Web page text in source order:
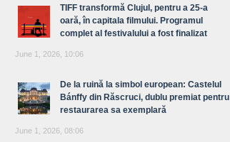
TIFF transformă Clujul, pentru a 25-a
oară, în capitala filmului. Programul
complet al festivalului a fost finalizat
June 1, 2026, 10:06
De la ruină la simbol european: Castelul
Bánffy din Răscruci, dublu premiat pentru
restaurarea sa exemplară
June 1, 2026, 08:06